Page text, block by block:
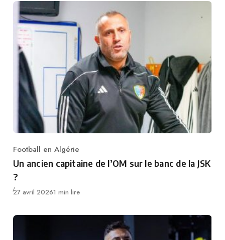
Category
Football en Algérie
Un ancien capitaine de l’OM sur le banc de la JSK
?
Publié
27 avril 20261 min lire